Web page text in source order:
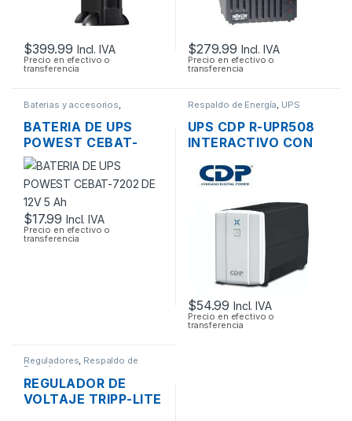
$399.99 Incl. IVA
Precio en efectivo o
transferencia
$279.99 Incl. IVA
Precio en efectivo o
transferencia
Baterias y accesorios
Respaldo de Energía
BATERIA DE UPS
POWEST CEBAT-
7202 DE 12V 5 AH
$17.99 Incl. IVA
Precio en efectivo o
transferencia
Respaldo de Energía UPS
UPS CDP R-UPR508
INTERACTIVO CON
240W 8 TOMAS
$54.99 Incl. IVA
Precio en efectivo o
transferencia
Reguladores, Respaldo de
Energía
REGULADOR DE
VOLTAJE TRIPP-LITE